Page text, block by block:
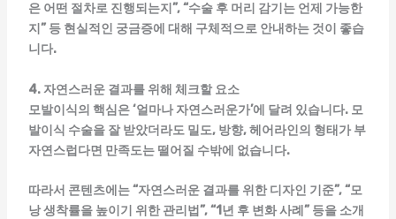
은 어떤 절차로 진행되는지”, “수술 후 머리 감기는 언제 가능한
지” 등 현실적인 궁금증에 대해 구체적으로 안내하는 것이 좋습
니다.
4. 자연스러운 결과를 위해 체크할 요소
모발이식의 핵심은 ‘얼마나 자연스러운가’에 달려 있습니다. 모
발이식 수술을 잘 받았더라도 밀도, 방향, 헤어라인의 형태가 부
자연스럽다면 만족도는 떨어질 수밖에 없습니다.
따라서 콘텐츠에는 “자연스러운 결과를 위한 디자인 기준”, “모
낭 생착률을 높이기 위한 관리법”, “1년 후 변화 사례” 등을 소개